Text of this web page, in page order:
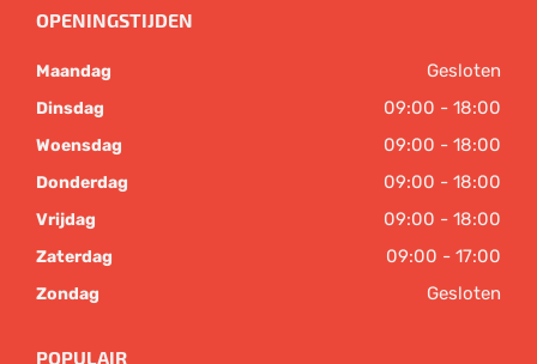
OPENINGSTIJDEN
Maandag Gesloten
Dinsdag 09:00 - 18:00
Woensdag 09:00 - 18:00
Donderdag 09:00 - 18:00
Vrijdag 09:00 - 18:00
Zaterdag 09:00 - 17:00
Zondag Gesloten
POPULAIR